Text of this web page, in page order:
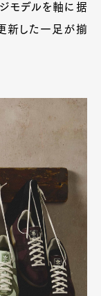
モデルを軸に据
新した一足が揃